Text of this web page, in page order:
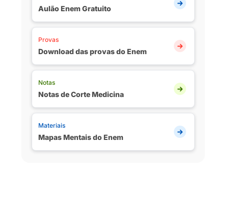
Aulão Enem Gratuito
Provas
Download das provas do Enem
Notas
Notas de Corte Medicina
Materiais
Mapas Mentais do Enem